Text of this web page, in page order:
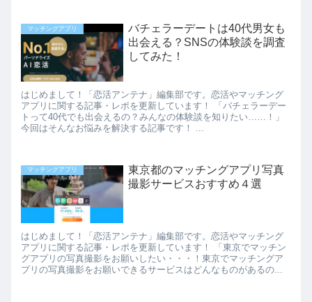
マッチングアプリ
バチェラーデートは40代男女も
出会える？SNSの体験談を調査
してみた！
はじめまして！「恋活アンテナ」編集部です。恋活やマッチング
アプリに関する記事・レポを更新しています！ 「バチェラーデー
トって40代でも出会えるの？みんなの体験談を知りたい……！」
今回はそんなお悩みを解決する記事です！ ...
マッチングアプリ
東京都のマッチングアプリ写真
撮影サービスおすすめ４選
はじめまして！「恋活アンテナ」編集部です。恋活やマッチング
アプリに関する記事・レポを更新しています！ 「東京でマッチン
グアプリの写真撮影をお願いしたい・・・！東京でマッチングア
プリの写真撮影をお願いできるサービスはどんなものがあるの...